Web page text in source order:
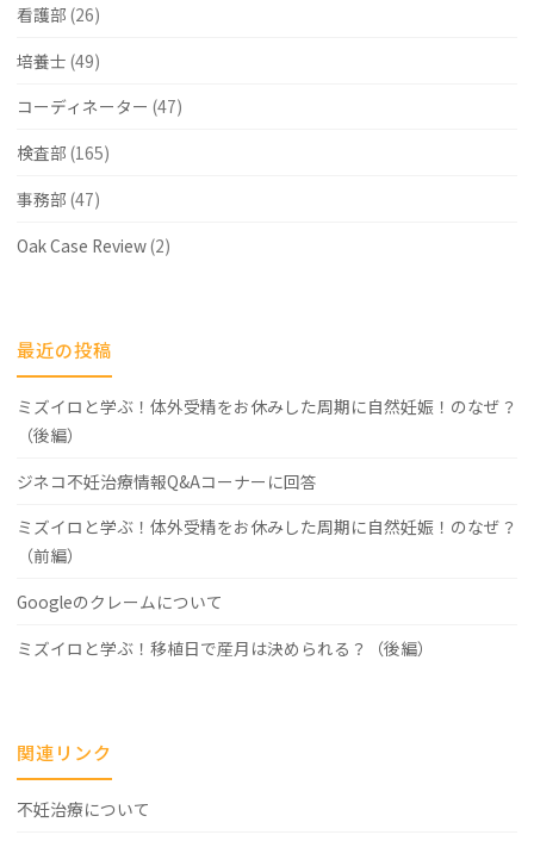
看護部 (26)
培養士 (49)
コーディネーター (47)
検査部 (165)
事務部 (47)
Oak Case Review(2)
最近の投稿
ミズイロと学ぶ！体外受精をお休みした周期に自然妊娠！のなぜ？
（後編）
ジネコ不妊治療情報Q&Aコーナーに回答
ミズイロと学ぶ！体外受精をお休みした周期に自然妊娠！のなぜ？
（前編）
Googleのクレームについて
ミズイロと学ぶ！移植日で産月は決められる？（後編）
関連リンク
不妊治療について